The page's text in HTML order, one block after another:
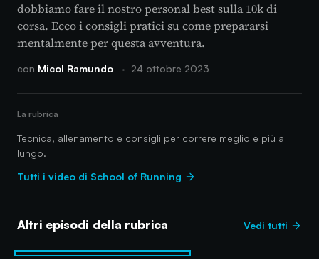
dobbiamo fare il nostro personal best sulla 10k di
corsa. Ecco i consigli pratici su come prepararsi
mentalmente per questa avventura.
con Micol Ramundo · 24 ottobre 2023
La rubrica
Tecnica, allenamento e consigli per correre meglio e più a
lungo.
Tutti i video di School of Running
Altri episodi della rubrica Vedi tutti